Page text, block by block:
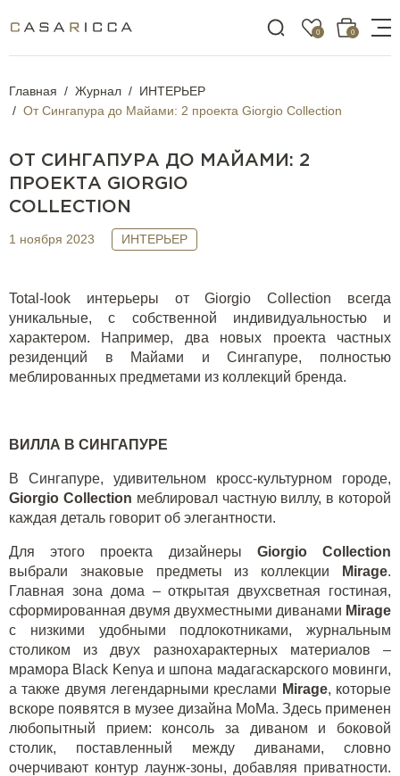
0 0
Главная Журнал
ИНТЕРЬЕР
От Сингапура до Майами: 2 проекта Giorgio Collection
ОТ СИНГАПУРА ДО МАЙАМИ: 2
ПРОЕКТА GIORGIO
COLLECTION
1 ноября 2023 ИНТЕРЬЕР
Total-look интерьеры отGiorgio Collection всегда
уникальные, с собственной индивидуальностью и
характером. Например, два новых проекта частных
резиденций в Майами и Сингапуре, полностью
меблированных предметами из коллекций бренда.
ВИЛЛА В СИНГАПУРЕ
В Сингапуре, удивительном кросс-культурном городе,
Giorgio Collection меблировал частную виллу, в которой
каждая деталь говорит об элегантности.
Для этого проекта дизайнеры Giorgio Collection
выбрали знаковые предметы из коллекции
Mirage.
Главная зона дома – открытая двухсветная гостиная,
сформированная двумя двухместными диванами Mirage
с низкими удобными подлокотниками, журнальным
столиком из двух разнохарактерных материалов –
мрамора Black Kenya и шпона мадагаскарского мовинги,
а также двумя легендарными креслами Mirage, которые
вскоре появятся в музее дизайна MoMa. Здесь применен
любопытный прием: консоль за диваном и боковой
столик, поставленный между диванами, словно
очерчивают контур лаунж-зоны, добавляя приватности.